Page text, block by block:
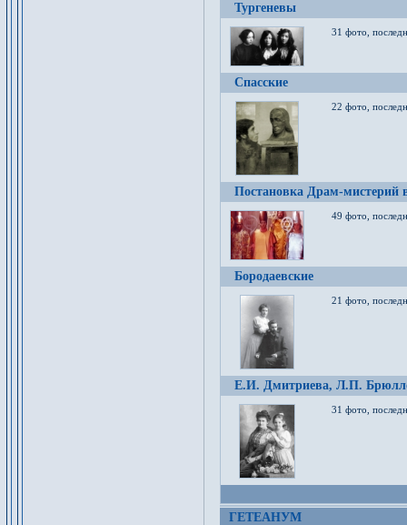
Тургеневы
31 фото,
Спасские
22 фото,
Постановка Драм-мистерий
49 фото,
Бородаевские
21 фото,
Е.И. Дмитриева, Л.П.
31 фото,
ГЕТЕАНУМ